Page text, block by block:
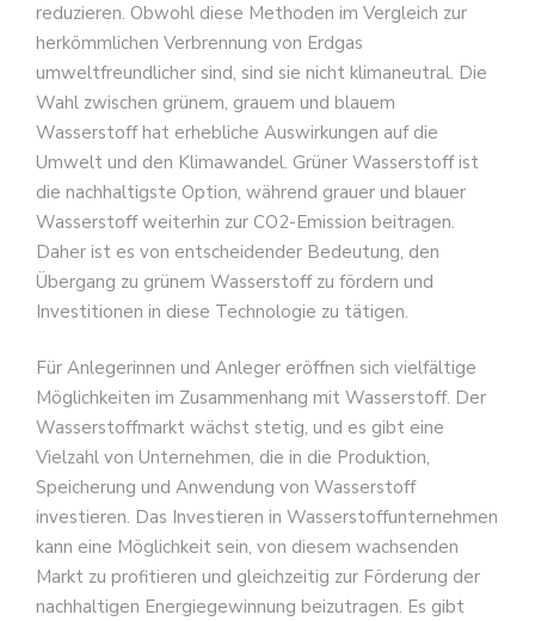
reduzieren. Obwohl diese Methoden im Vergleich zur
herkömmlichen Verbrennung von Erdgas
umweltfreundlicher sind, sind sie nicht klimaneutral. Die
Wahl zwischen grünem, grauem und blauem
Wasserstoff hat erhebliche Auswirkungen auf die
Umwelt und den Klimawandel. Grüner Wasserstoff ist
die nachhaltigste Option, während grauer und blauer
Wasserstoff weiterhin zur CO2-Emission beitragen.
Daher ist es von entscheidender Bedeutung, den
Übergang zu grünem Wasserstoff zu fördern und
Investitionen in diese Technologie zu tätigen.
Für Anlegerinnen und Anleger eröffnen sich vielfältige
Möglichkeiten im Zusammenhang mit Wasserstoff. Der
Wasserstoffmarkt wächst stetig, und es gibt eine
Vielzahl von Unternehmen, die in die Produktion,
Speicherung und Anwendung von Wasserstoff
investieren. Das Investieren in Wasserstoffunternehmen
kann eine Möglichkeit sein, von diesem wachsenden
Markt zu profitieren und gleichzeitig zur Förderung der
nachhaltigen Energiegewinnung beizutragen. Es gibt